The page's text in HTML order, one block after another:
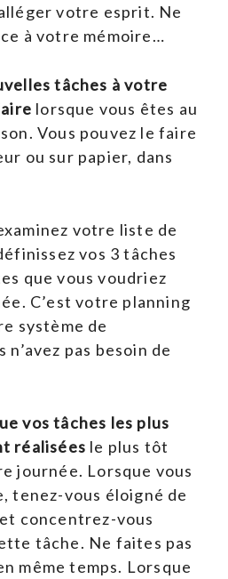
votre esprit. Ne
à votre mémoire…
tâches à votre
lorsque vous êtes au
Vous pouvez le faire
ou sur papier, dans
votre liste de
vos 3 tâches
que vous voudriez
C’est votre planning
système de
pas besoin de
vos tâches les plus
réalisées le plus tôt
journée. Lorsque vous
tenez-vous éloigné de
concentrez-vous
tâche. Ne faites pas
même temps. Lorsque